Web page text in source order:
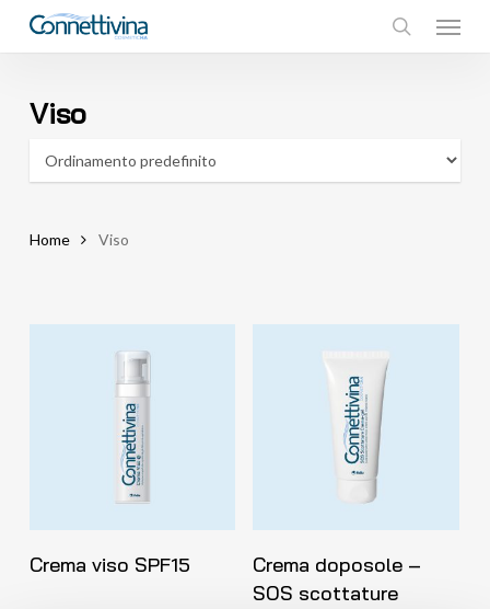
search
Menu
Viso
Home Viso
Crema viso SPF15
Crema doposole –
SOS scottature